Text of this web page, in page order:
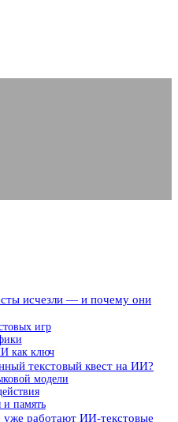
исчезли — и почему они
игр
как ключ
текстовый квест на ИИ?
модели
и память
уже работают ИИ-текстовые